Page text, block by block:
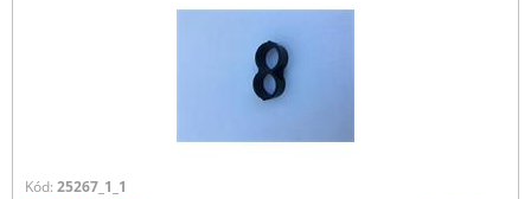
Kód: 25267_1_1